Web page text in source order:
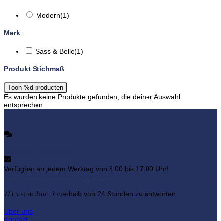
Modern(1)
Merk
Sass & Belle(1)
Produkt Stichmaß
Toon %d producten
Es wurden keine Produkte gefunden, die deiner Auswahl
entsprechen.
Verfügbar an jedem Werktag von 8:00 bis 17:00 Uhr!
Wir versuchen, innerhalb von 24 Stunden zu antworten.
Handgriffshop.de
Über uns
Kontakt